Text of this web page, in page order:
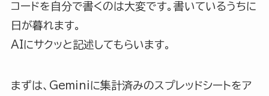
コードを自分で書くのは大変です。書いているうちに
日が暮れます。
AIにサクッと記述してもらいます。
まずは、Geminiに集計済みのスプレッドシートをア